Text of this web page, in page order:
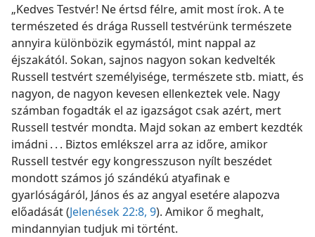
„Kedves Testvér! Ne értsd félre, amit most írok. A te
természeted és drága Russell testvérünk természete
annyira különbözik egymástól, mint nappal az
éjszakától. Sokan, sajnos nagyon sokan kedvelték
Russell testvért személyisége, természete stb. miatt, és
nagyon, de nagyon kevesen ellenkeztek vele. Nagy
számban fogadták el az igazságot csak azért, mert
Russell testvér mondta. Majd sokan az embert kezdték
imádni . . . Biztos emlékszel arra az időre, amikor
Russell testvér egy kongresszuson nyílt beszédet
mondott számos jó szándékú atyafinak e
gyarlóságáról, János és az angyal esetére alapozva
előadását (Jelenések 22:8, 9). Amikor ő meghalt,
mindannyian tudjuk mi történt.